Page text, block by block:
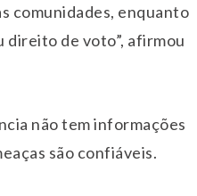
comunidades, enquanto
direito de voto”, afirmou
não tem informações
são confiáveis.